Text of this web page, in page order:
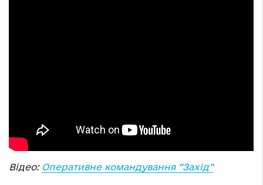
Відео: Оперативне командування “Захід”